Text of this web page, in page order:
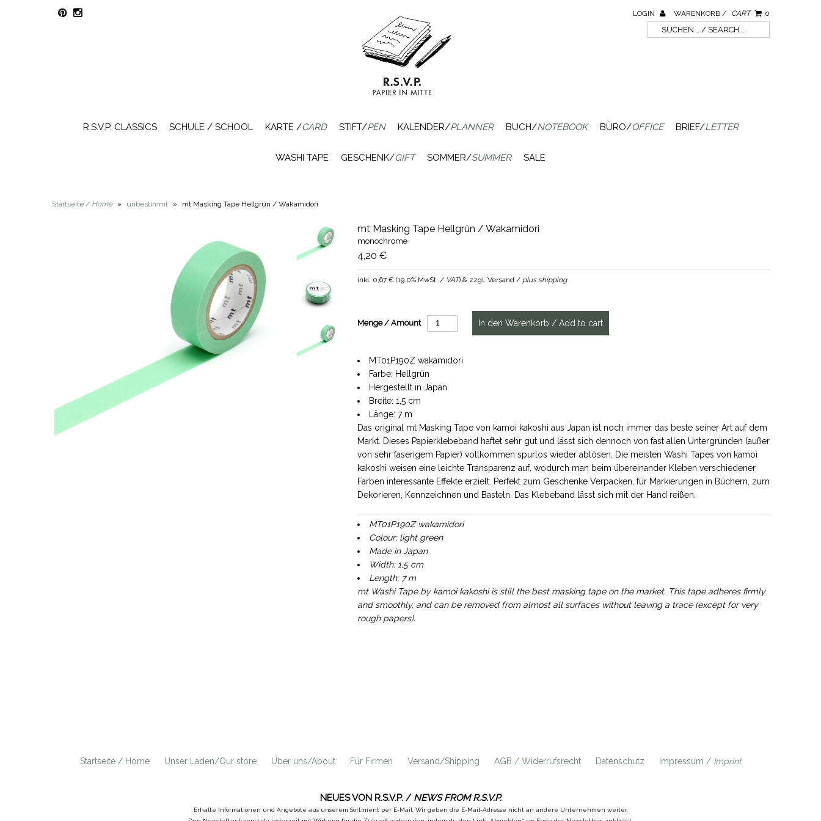
LOGIN WARENKORB / CART 0
R.S.V.P. CLASSICS SCHULE / SCHOOL KARTE /CARD STIFT/PEN KALENDER/PLANNER BUCH/NOTEBOOK BÜRO/OFFICE BRIEF/LETTER
WASHI TAPE GESCHENK/GIFT SOMMER/SUMMER SALE
Startseite / Home » unbestimmt » mt Masking Tape Hellgrün / Wakamidori
mt Masking Tape Hellgrün / Wakamidori
monochrome
4,20 €
inkl. 0,67 € (19.0% MwSt. / VAT) & zzgl. Versand / plus shipping
Menge / Amount
MT01P190Z wakamidori
Farbe: Hellgrün
Hergestellt in Japan
Breite: 1,5 cm
Länge: 7 m
Das original mt Masking Tape von kamoi kakoshi aus Japan ist noch immer das beste seiner Art auf dem
Markt. Dieses Papierklebeband haftet sehr gut und lässt sich dennoch von fast allen Untergründen (außer
von sehr faserigem Papier) vollkommen spurlos wieder ablösen. Die meisten Washi Tapes von kamoi
kakoshi weisen eine leichte Transparenz auf, wodurch man beim übereinander Kleben verschiedener
Farben interessante Effekte erzielt. Perfekt zum Geschenke Verpacken, für Markierungen in Büchern, zum
Dekorieren, Kennzeichnen und Basteln. Das Klebeband lässt sich mit der Hand reißen.
MT01P190Z wakamidori
Colour: light green
Made in Japan
Width: 1,5 cm
Length: 7 m
mt Washi Tape by kamoi kakoshi is still the best masking tape on the market. This tape adheres firmly
and smoothly, and can be removed from almost all surfaces without leaving a trace (except for very
rough papers).
Startseite / Home Unser Laden/Our store Über uns/About Für Firmen Versand/Shipping AGB / Widerrufsrecht Datenschutz Impressum / Imprint
NEUES VON R.S.V.P. / NEWS FROM R.S.V.P.
Erhalte Informationen und Angebote aus unserem Sortiment per E-Mail. Wir geben die E-Mail-Adresse nicht an andere Unternehmen weiter.